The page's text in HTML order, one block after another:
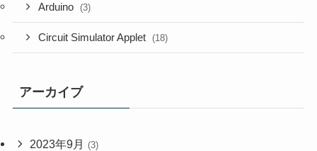
Arduino (3)
Circuit Simulator Applet (18)
アーカイブ
2023年9月 (3)